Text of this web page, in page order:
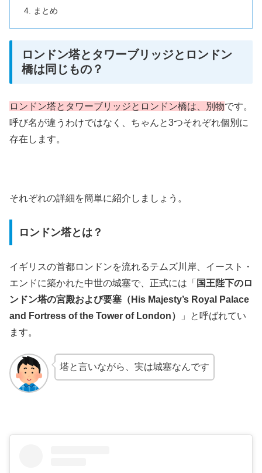
まとめ
ロンドン塔とタワーブリッジとロンドン
橋は同じもの？
ロンドン塔とタワーブリッジとロンドン橋は、別物です。
呼び名が違うわけではなく、ちゃんと3つそれぞれ個別に
存在します。
それぞれの詳細を簡単に紹介しましょう。
ロンドン塔とは？
イギリスの首都ロンドンを流れるテムズ川岸、イースト・
エンドに築かれた中世の城塞で、正式には「 国王陛下のロ
ンドン塔の宮殿および要塞（His Majesty’s Royal Palace
and Fortress of the Tower of London）
」と呼ばれてい
ます。
塔と言いながら、実は城塞なんです